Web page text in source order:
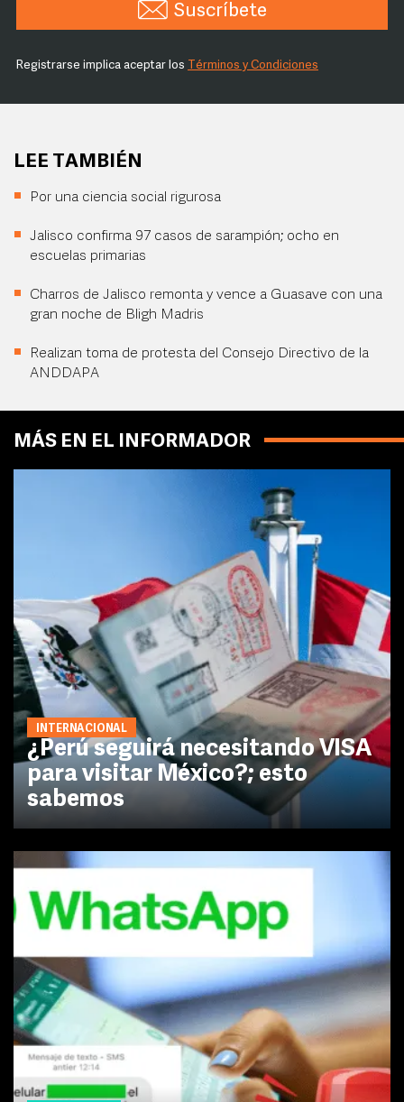
Suscríbete
Registrarse implica aceptar los Términos y Condiciones
LEE TAMBIÉN
Por una ciencia social rigurosa
Jalisco confirma 97 casos de sarampión; ocho en
escuelas primarias
Charros de Jalisco remonta y vence a Guasave con una
gran noche de Bligh Madris
Realizan toma de protesta del Consejo Directivo de la
ANDDAPA
MÁS EN EL INFORMADOR
INTERNACIONAL
¿Perú seguirá necesitando VISA
para visitar México?; esto
sabemos